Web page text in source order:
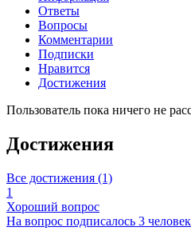
Ответы
Вопросы
Комментарии
Подписки
Нравится
Достижения
Пользователь пока ничего не
Достижения
Все достижения (1)
1
Хороший вопрос
На вопрос подписалось 3